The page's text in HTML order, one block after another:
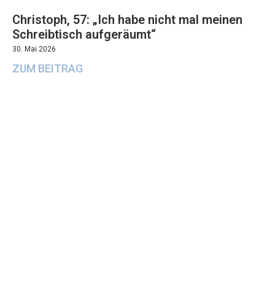
Christoph, 57: „Ich habe nicht mal meinen
Schreibtisch aufgeräumt“
30. Mai 2026
ZUM BEITRAG